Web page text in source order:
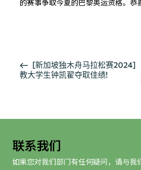
的赛事争取今夏的巴黎奥运资格。恭
活
动
[新加坡独木舟马拉松赛2024]
教大学生钟凯翟夺取佳绩!
联系我们
如果您对我们部门有任何疑问，请与我